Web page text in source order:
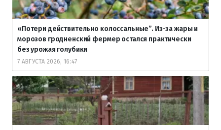
«Потери действительно колоссальные”. Из-за жары и
морозов гродненский фермер остался практически
без урожая голубики
7 АВГУСТА 2026, 16:47